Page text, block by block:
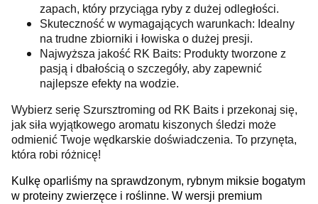
zapach, który przyciąga ryby z dużej odległości.
Skuteczność w wymagających warunkach: Idealny
na trudne zbiorniki i łowiska o dużej presji.
Najwyższa jakość RK Baits: Produkty tworzone z
pasją i dbałością o szczegóły, aby zapewnić
najlepsze efekty na wodzie.
Wybierz serię Szursztroming od RK Baits i przekonaj się,
jak siła wyjątkowego aromatu kiszonych śledzi może
odmienić Twoje wędkarskie doświadczenia. To przynęta,
która robi różnicę!
Kulkę oparliśmy na sprawdzonym, rybnym miksie bogatym
w proteiny zwierzęce i roślinne. W wersji premium